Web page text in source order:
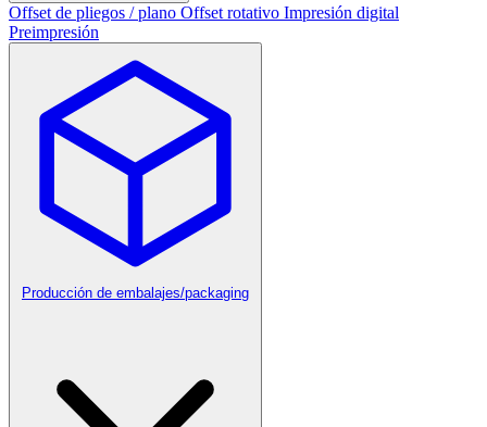
Offset de pliegos / plano Offset rotativo Impresión digital
Preimpresión
Producción de embalajes/packaging